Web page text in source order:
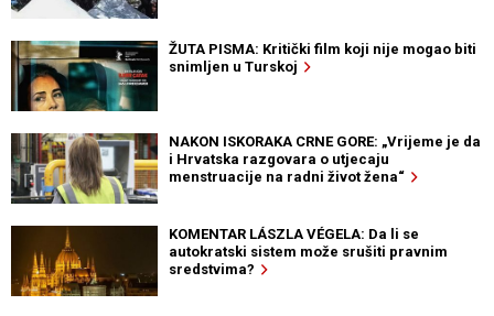
ŽUTA PISMA: Kritički film koji nije mogao biti
snimljen u Turskoj
NAKON ISKORAKA CRNE GORE: „Vrijeme je da
i Hrvatska razgovara o utjecaju
menstruacije na radni život žena“
KOMENTAR LÁSZLA VÉGELA: Da li se
autokratski sistem može srušiti pravnim
sredstvima?